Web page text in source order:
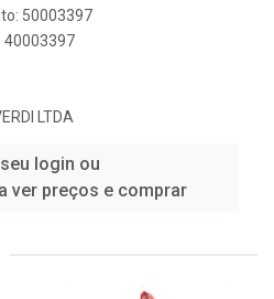
50003397
40003397
LTDA
login ou
ver preços e comprar